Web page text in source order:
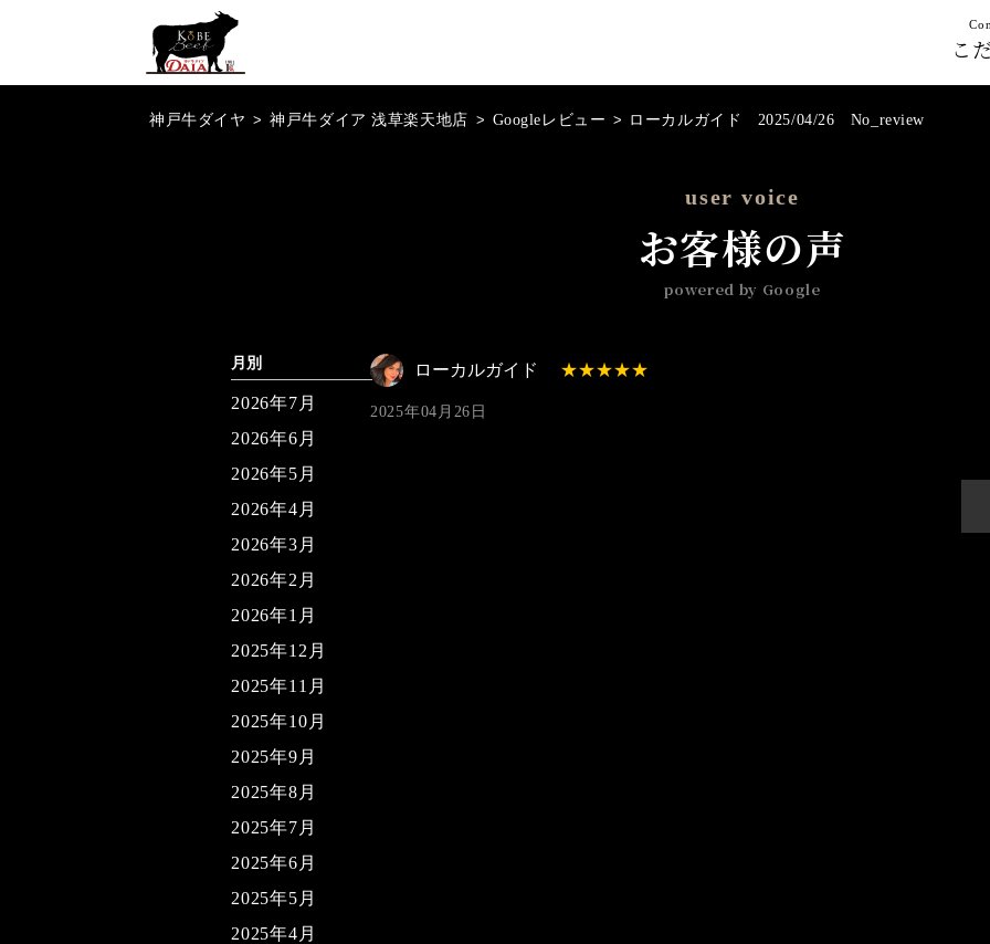
こ
神戸牛ダイヤ > 神戸牛ダイア 浅草楽天地店 > Googleレビュー > ローカルガイド 2025/04/26 No_review
user voice
お客様の声
powered by Google
ローカルガイド
2025年04月26日
月別
2026年7月
2026年6月
2026年5月
2026年4月
2026年3月
2026年2月
2026年1月
2025年12月
2025年11月
2025年10月
2025年9月
2025年8月
2025年7月
2025年6月
2025年5月
2025年4月